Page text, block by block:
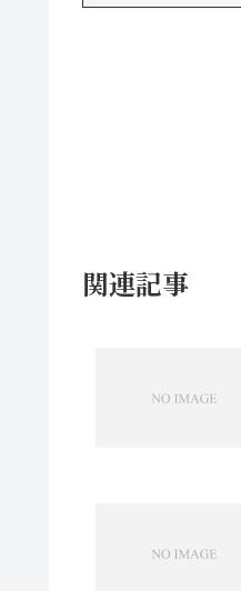
関連記事